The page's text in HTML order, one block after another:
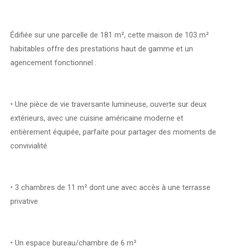
Édifiée sur une parcelle de 181 m², cette maison de 103 m²
habitables offre des prestations haut de gamme et un
agencement fonctionnel :
• Une pièce de vie traversante lumineuse, ouverte sur deux
extérieurs, avec une cuisine américaine moderne et
entièrement équipée, parfaite pour partager des moments de
convivialité
• 3 chambres de 11 m² dont une avec accès à une terrasse
privative
• Un espace bureau/chambre de 6 m²